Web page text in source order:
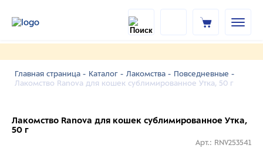
Главная страница - Каталог - Лакомства - Повседневные -
Лакомство Ranova для кошек сублимированное Утка, 50 г
Лакомство Ranova для кошек сублимированное Утка,
50 г
Арт.: RNV253541